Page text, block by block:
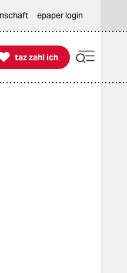
epaper login
zahl ich
taz zahl ich